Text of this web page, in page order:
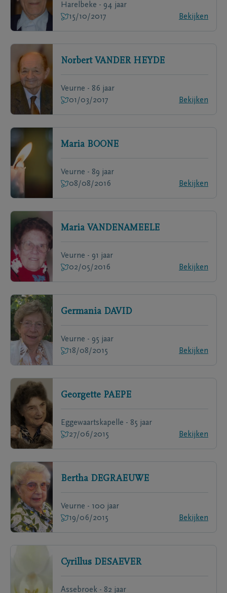
Harelbeke - 94 jaar
15/10/2017
Bekijken
Norbert VANDER HEYDE
Veurne - 86 jaar
01/03/2017
Bekijken
Maria BOONE
Veurne - 89 jaar
08/08/2016
Bekijken
Maria VANDENAMEELE
Veurne - 91 jaar
02/05/2016
Bekijken
Germania DAVID
Veurne - 95 jaar
18/08/2015
Bekijken
Georgette PAEPE
Eggewaartskapelle - 85 jaar
27/06/2015
Bekijken
Bertha DEGRAEUWE
Veurne - 100 jaar
19/06/2015
Bekijken
Cyrillus DESAEVER
Assebroek - 82 jaar